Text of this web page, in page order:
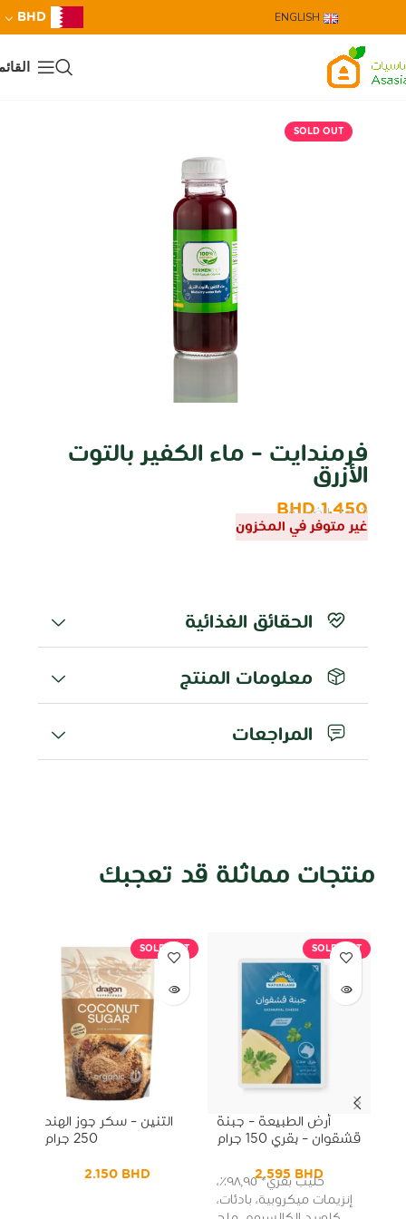
ENGLISH
BHD
SOLD OUT
فرمندايت – ماء الكفير بالتوت
الأزرق
1.450
BHD
شامل الضريبة
غير متوفر في المخزون
الحقائق الغذائية
معلومات المنتج
المراجعات
منتجات مماثلة قد تعجبك
منتجات ذات صلة
SOLD OUT
أرض الطبيعة – جبنة
قشقوان – بقري 150 جرام
2.595BHD حليب بقري* ٩٨٫٩٥٪،
إنزيمات ميكروبية، بادئات،
SOLD OUT
التنين – سكر جوز الهند
250 جرام
2.150BHD